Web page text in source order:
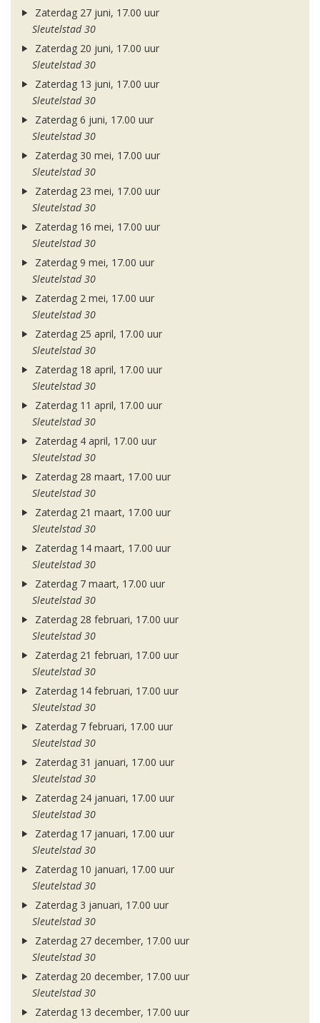
Zaterdag 27 juni, 17.00 uur
Sleutelstad 30
Zaterdag 20 juni, 17.00 uur
Sleutelstad 30
Zaterdag 13 juni, 17.00 uur
Sleutelstad 30
Zaterdag 6 juni, 17.00 uur
Sleutelstad 30
Zaterdag 30 mei, 17.00 uur
Sleutelstad 30
Zaterdag 23 mei, 17.00 uur
Sleutelstad 30
Zaterdag 16 mei, 17.00 uur
Sleutelstad 30
Zaterdag 9 mei, 17.00 uur
Sleutelstad 30
Zaterdag 2 mei, 17.00 uur
Sleutelstad 30
Zaterdag 25 april, 17.00 uur
Sleutelstad 30
Zaterdag 18 april, 17.00 uur
Sleutelstad 30
Zaterdag 11 april, 17.00 uur
Sleutelstad 30
Zaterdag 4 april, 17.00 uur
Sleutelstad 30
Zaterdag 28 maart, 17.00 uur
Sleutelstad 30
Zaterdag 21 maart, 17.00 uur
Sleutelstad 30
Zaterdag 14 maart, 17.00 uur
Sleutelstad 30
Zaterdag 7 maart, 17.00 uur
Sleutelstad 30
Zaterdag 28 februari, 17.00 uur
Sleutelstad 30
Zaterdag 21 februari, 17.00 uur
Sleutelstad 30
Zaterdag 14 februari, 17.00 uur
Sleutelstad 30
Zaterdag 7 februari, 17.00 uur
Sleutelstad 30
Zaterdag 31 januari, 17.00 uur
Sleutelstad 30
Zaterdag 24 januari, 17.00 uur
Sleutelstad 30
Zaterdag 17 januari, 17.00 uur
Sleutelstad 30
Zaterdag 10 januari, 17.00 uur
Sleutelstad 30
Zaterdag 3 januari, 17.00 uur
Sleutelstad 30
Zaterdag 27 december, 17.00 uur
Sleutelstad 30
Zaterdag 20 december, 17.00 uur
Sleutelstad 30
Zaterdag 13 december, 17.00 uur